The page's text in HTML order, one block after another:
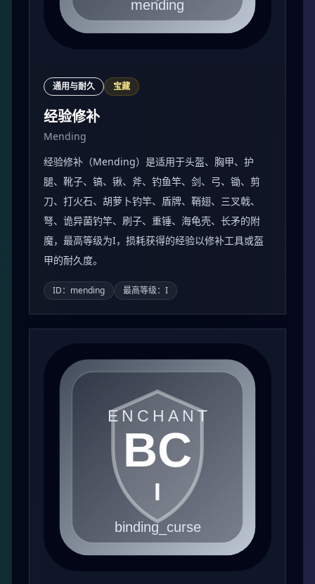
通用与耐久 宝藏
经验修补
Mending
经验修补（Mending）是适用于头盔、胸甲、护
腿、靴子、镐、锹、斧、钓鱼竿、剑、弓、锄、剪
刀、打火石、胡萝卜钓竿、盾牌、鞘翅、三叉戟、
弩、诡异菌钓竿、刷子、重锤、海龟壳、长矛的附
魔，最高等级为I，损耗获得的经验以修补工具或盔
甲的耐久度。
ID：mending 最高等级：I